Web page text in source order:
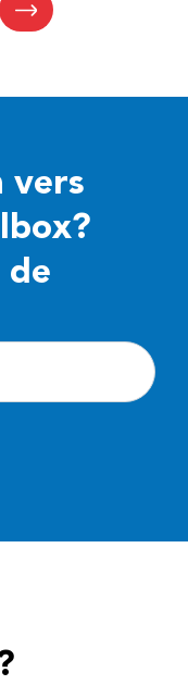
vers
de